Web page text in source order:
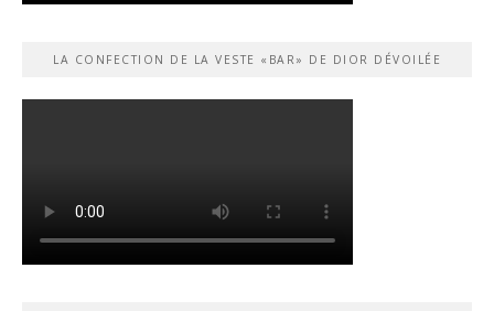
LA CONFECTION DE LA VESTE «BAR» DE DIOR DÉVOILÉE